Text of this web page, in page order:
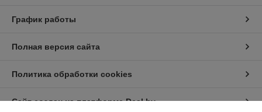
График работы
Полная версия сайта
Политика обработки cookies
Сайт создан на платформе Deal.by